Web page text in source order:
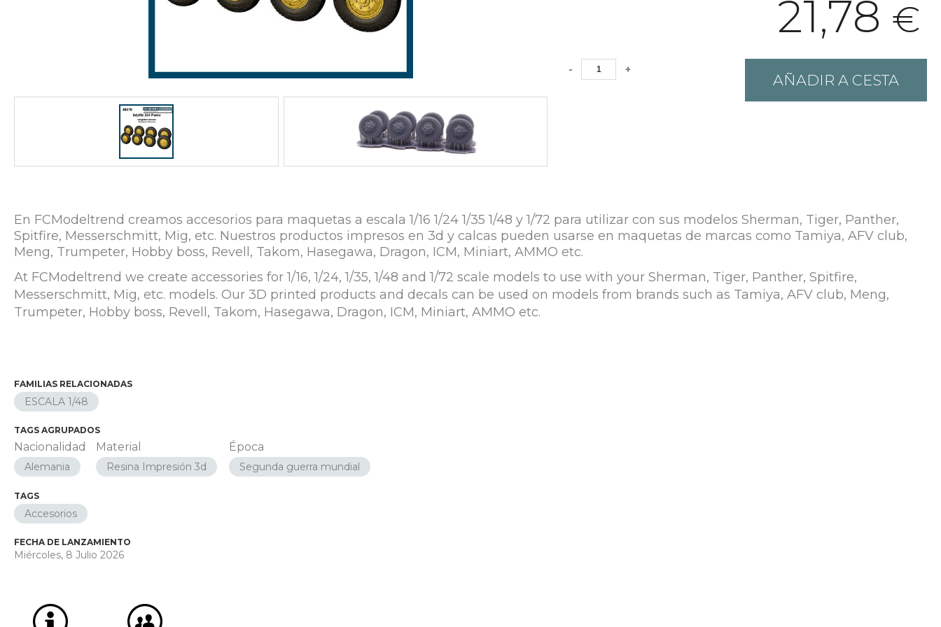
21,78 €
- +
AÑADIR A CESTA
En FCModeltrend creamos accesorios para maquetas a escala 1/16 1/24 1/35 1/48 y 1/72 para utilizar con sus modelos Sherman, Tiger, Panther,
Spitfire, Messerschmitt, Mig, etc. Nuestros productos impresos en 3d y calcas pueden usarse en maquetas de marcas como Tamiya, AFV club,
Meng, Trumpeter, Hobby boss, Revell, Takom, Hasegawa, Dragon, ICM, Miniart, AMMO etc.
At FCModeltrend we create accessories for 1/16, 1/24, 1/35, 1/48 and 1/72 scale models to use with your Sherman, Tiger, Panther, Spitfire,
Messerschmitt, Mig, etc. models. Our 3D printed products and decals can be used on models from brands such as Tamiya, AFV club, Meng,
Trumpeter, Hobby boss, Revell, Takom, Hasegawa, Dragon, ICM, Miniart, AMMO etc.
FAMILIAS RELACIONADAS
ESCALA 1/48
TAGS AGRUPADOS
Nacionalidad
Alemania
Material
Resina Impresión 3d
Época
Segunda guerra mundial
TAGS
Accesorios
FECHA DE LANZAMIENTO
Miércoles, 8 Julio 2026